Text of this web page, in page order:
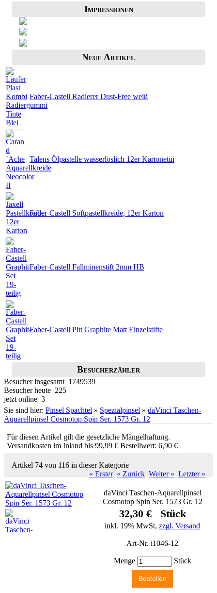
Impressionen
Neue Artikel
Faber-Castell Radierer Dust-Free weiß
Talens Ölpastelle wasserlöslich 12er Kartonetui
Faber-Castell Softpastellkreide, 12er Karton
Faber-Castell Fallminenstift 2mm HB
Faber-Castell Pitt Graphite Matt Einzelstifte
Besucherzähler
Besucher insgesamt 1749539
Besucher heute 225
jetzt online 3
Sie sind hier: Pinsel Spachtel » Spezialpinsel » daVinci Taschen-
Aquarellpinsel Cosmotop Spin Ser. 1573 Gr. 12
Für diesen Artikel gilt die gesetzliche Mängelhaftung.
Versandkosten im Inland bis 99,99 € Bestellwert: 6,90 €
Artikel 74 von 116 in dieser Kategorie
« Erster « Zurück Weiter » Letzter »
daVinci Taschen-Aquarellpinsel
Cosmotop Spin Ser. 1573 Gr. 12
32,30 € Stück
inkl. 19% MwSt, zzgl. Versand
Art-Nr. i1046-12
Menge Stück